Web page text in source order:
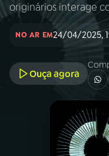
INÍCIO
originários interage
NO AR EM24/04/2025,
Ouça agora